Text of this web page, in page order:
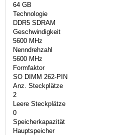
64 GB
Technologie
DDR5 SDRAM
Geschwindigkeit
5600 MHz
Nenndrehzahl
5600 MHz
Formfaktor
SO DIMM 262-PIN
Anz. Steckplätze
2
Leere Steckplätze
0
Speicherkapazität
Hauptspeicher